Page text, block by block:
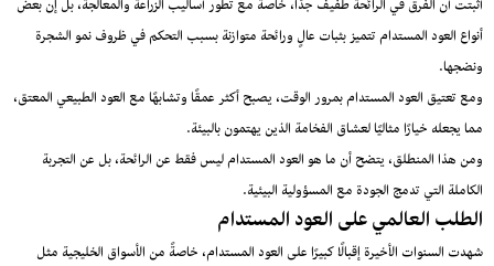
أثبتت أن الفرق في الرائحة طفيف جدًا، خاصةً مع تطور أساليب الزراعة والمعالجة، بل إن بعض
أنواع العود المستدام تتميز بثبات عالٍ ورائحة متوازنة بسبب التحكم في ظروف نمو الشجرة
ونضجها.
ومع تعتيق العود المستدام بمرور الوقت، يصبح أكثر عمقًا وتشابهًا مع العود الطبيعي المعتق،
مما يجعله خيارًا مثاليًا لعشاق الفخامة الذين يهتمون بالبيئة.
ومن هذا المنطلق، يتضح أن ما هو العود المستدام ليس فقط عن الرائحة، بل عن التجربة
الكاملة التي تدمج الجودة مع المسؤولية البيئية.
الطلب العالمي على العود المستدام
شهدت السنوات الأخيرة إقبالًا كبيرًا على العود المستدام، خاصةً من الأسواق الخليجية مثل